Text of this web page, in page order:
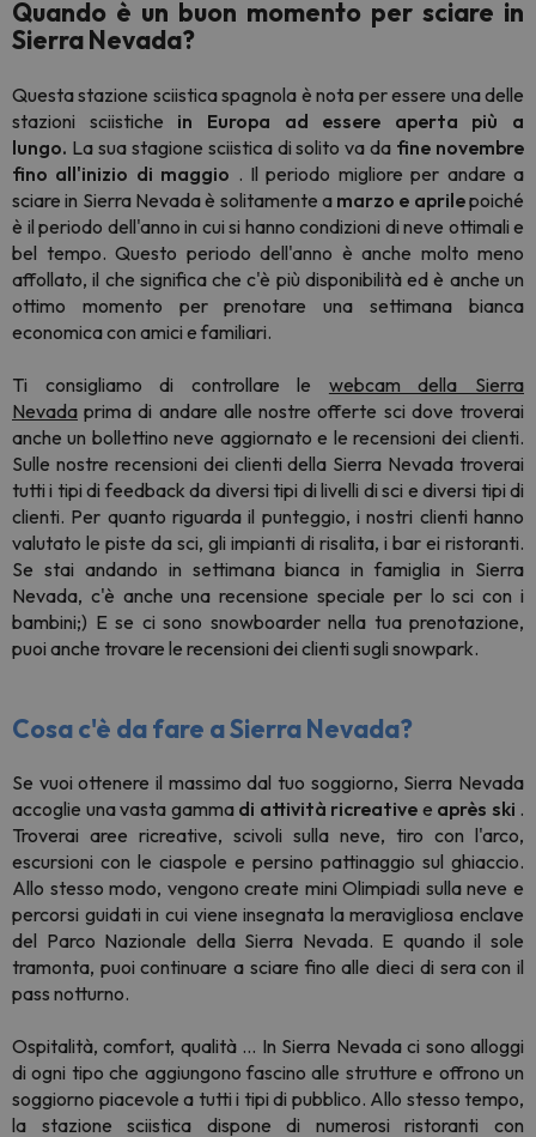
Quando è un buon momento per sciare in
Sierra Nevada?
Questa stazione sciistica spagnola è nota per essere una delle
stazioni sciistiche in Europa ad essere aperta più a
lungo. La sua stagione sciistica di solito va da fine novembre
fino all'inizio di maggio . Il periodo migliore per andare a
sciare in Sierra Nevada è solitamente a marzo e aprilepoiché
è il periodo dell'anno in cui si hanno condizioni di neve ottimali e
bel tempo. Questo periodo dell'anno è anche molto meno
affollato, il che significa che c'è più disponibilità ed è anche un
ottimo momento per prenotare una settimana bianca
economica con amici e familiari.
Ti consigliamo di controllare le webcam della Sierra
Nevada prima di andare alle nostre offerte sci dove troverai
anche un bollettino neve aggiornato e le recensioni dei clienti.
Sulle nostre recensioni dei clienti della Sierra Nevada troverai
tutti i tipi di feedback da diversi tipi di livelli di sci e diversi tipi di
clienti. Per quanto riguarda il punteggio, i nostri clienti hanno
valutato le piste da sci, gli impianti di risalita, i bar ei ristoranti.
Se stai andando in settimana bianca in famiglia in Sierra
Nevada, c'è anche una recensione speciale per lo sci con i
bambini;) E se ci sono snowboarder nella tua prenotazione,
puoi anche trovare le recensioni dei clienti sugli snowpark.
Cosa c'è da fare a Sierra Nevada?
Se vuoi ottenere il massimo dal tuo soggiorno, Sierra Nevada
accoglie una vasta gamma di attività ricreative e après ski .
Troverai aree ricreative, scivoli sulla neve, tiro con l'arco,
escursioni con le ciaspole e persino pattinaggio sul ghiaccio.
Allo stesso modo, vengono create mini Olimpiadi sulla neve e
percorsi guidati in cui viene insegnata la meravigliosa enclave
del Parco Nazionale della Sierra Nevada. E quando il sole
tramonta, puoi continuare a sciare fino alle dieci di sera con il
pass notturno.
Ospitalità, comfort, qualità ... In Sierra Nevada ci sono alloggi
di ogni tipo che aggiungono fascino alle strutture e offrono un
soggiorno piacevole a tutti i tipi di pubblico. Allo stesso tempo,
la stazione sciistica dispone di numerosi ristoranti con